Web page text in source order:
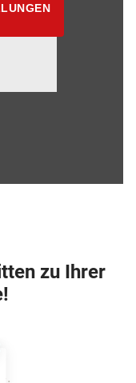
zu Ihrer